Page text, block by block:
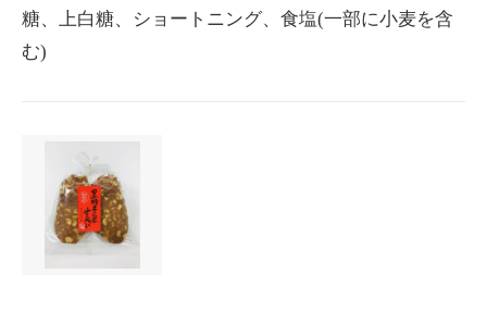
糖、上白糖、ショートニング、食塩(一部に小麦を含
む)